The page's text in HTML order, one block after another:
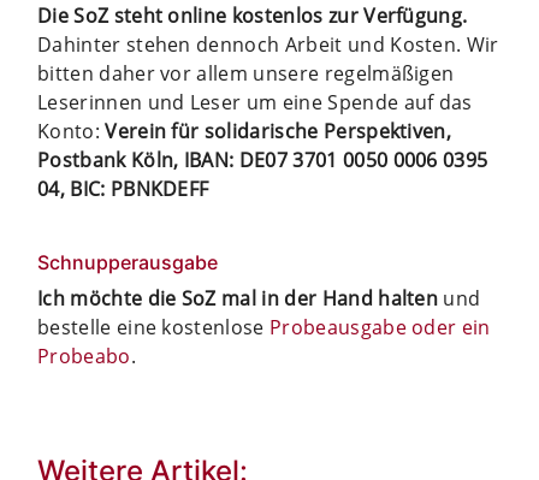
Die SoZ steht online kostenlos zur Verfügung.
Dahinter stehen dennoch Arbeit und Kosten. Wir
bitten daher vor allem unsere regelmäßigen
Leserinnen und Leser um eine Spende auf das
Konto:Verein für solidarische Perspektiven,
Postbank Köln, IBAN: DE07 3701 0050 0006 0395
04, BIC: PBNKDEFF
Schnupperausgabe
Ich möchte die SoZ mal in der Hand halten und
bestelle eine kostenlose Probeausgabe oder ein
Probeabo.
Weitere Artikel: